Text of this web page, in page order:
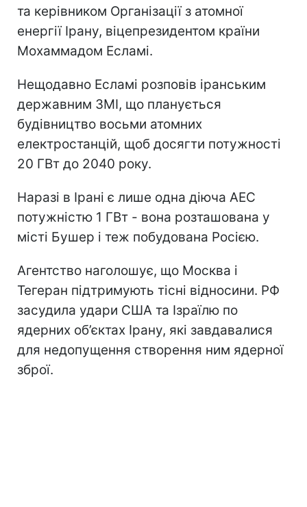
та керівником Організації з атомної
енергії Ірану, віцепрезидентом країни
Мохаммадом Есламі.
Нещодавно Есламі розповів іранським
державним ЗМІ, що планується
будівництво восьми атомних
електростанцій, щоб досягти потужності
20 ГВт до 2040 року.
Наразі в Ірані є лише одна діюча АЕС
потужністю 1 ГВт - вона розташована у
місті Бушер і теж побудована Росією.
Агентство наголошує, що Москва і
Тегеран підтримують тісні відносини. РФ
засудила удари США та Ізраїлю по
ядерних об’єктах Ірану, які завдавалися
для недопущення створення ним ядерної
зброї.